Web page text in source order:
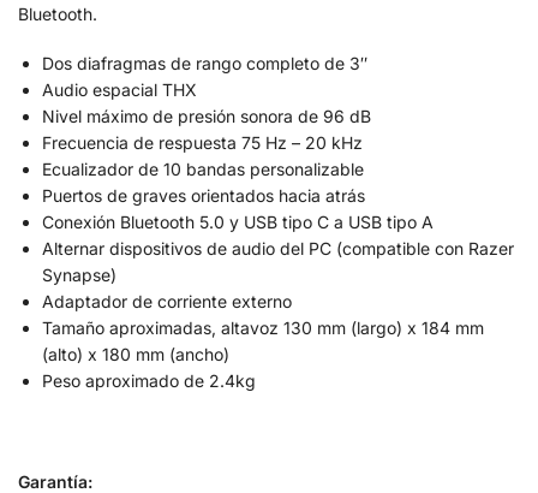
Bluetooth.
Dos diafragmas de rango completo de 3″
Audio espacial THX
Nivel máximo de presión sonora de 96 dB
Frecuencia de respuesta 75 Hz – 20 kHz
Ecualizador de 10 bandas personalizable
Puertos de graves orientados hacia atrás
Conexión Bluetooth 5.0 y USB tipo C a USB tipo A
Alternar dispositivos de audio del PC (compatible con Razer
Synapse)
Adaptador de corriente externo
Tamaño aproximadas, altavoz 130 mm (largo) x 184 mm
(alto) x 180 mm (ancho)
Peso aproximado de 2.4kg
Garantía: